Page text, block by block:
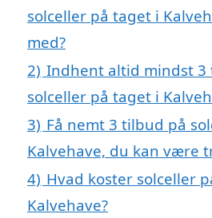
solceller på taget i
med?
2) Indhent altid mindst 3
solceller på taget i
3) Få nemt 3 tilbud på
Kalvehave, du kan være
4) Hvad koster solceller
Kalvehave?